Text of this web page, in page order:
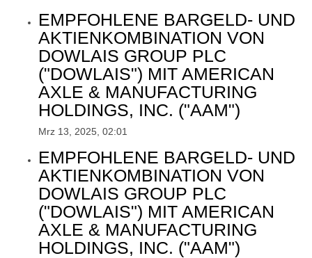
EMPFOHLENE BARGELD- UND
AKTIENKOMBINATION VON
DOWLAIS GROUP PLC
("DOWLAIS") MIT AMERICAN
AXLE & MANUFACTURING
HOLDINGS, INC. ("AAM")
Mrz 13, 2025, 02:01
EMPFOHLENE BARGELD- UND
AKTIENKOMBINATION VON
DOWLAIS GROUP PLC
("DOWLAIS") MIT AMERICAN
AXLE & MANUFACTURING
HOLDINGS, INC. ("AAM")